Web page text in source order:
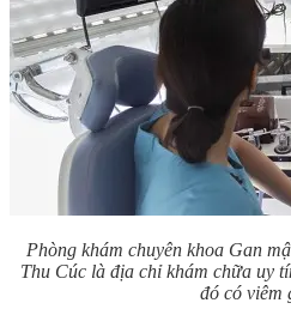
Phòng khám chuyên khoa Gan
Thu Cúc là địa chỉ khám chữa uy
đó có viêm